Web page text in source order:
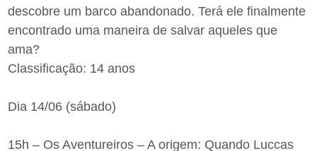
descobre um barco abandonado. Terá ele finalmente
encontrado uma maneira de salvar aqueles que
ama?
Classificação: 14 anos
Dia 14/06 (sábado)
15h – Os Aventureiros – A origem: Quando Luccas